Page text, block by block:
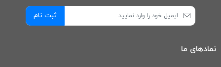
ثبت نام
نمادهای ما